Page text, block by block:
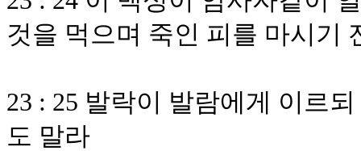
것을 먹으며 죽인 피를 마시기
23 : 25 발락이 발람에게 이르
도 말라